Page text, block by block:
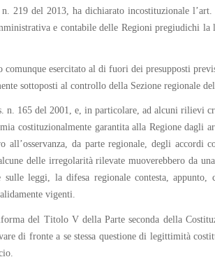
219 del 2013, ha dichiarato incostituzionale
e contabile delle Regioni pregiudichi
esercitato al di fuori dei presupposti
sottoposti al controllo della Sezione regionale
165 del 2001, e, in particolare, ad alcuni rilievi
costituzionalmente garantita alla Regione dagli
da parte regionale, degli accordi
delle irregolarità rilevate muoverebbero da
leggi, la difesa regionale contesta, appunto,
vigenti.
del Titolo V della Parte seconda della
di fronte a se stessa questione di legittimità